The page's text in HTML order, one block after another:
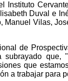
Instituto
Duval e
Manuel Vilas,
de
que,
que
a trabajar para